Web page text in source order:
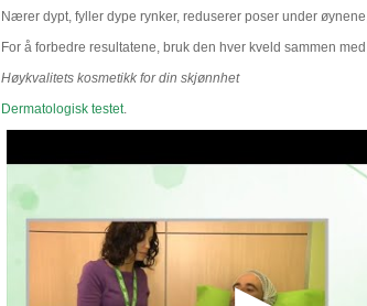
Nærer dypt, fyller dype rynker, reduserer poser under
For å forbedre resultatene, bruk den hver kveld sammen
Høykvalitets kosmetikk for din skjønnhet
Dermatologisk testet.